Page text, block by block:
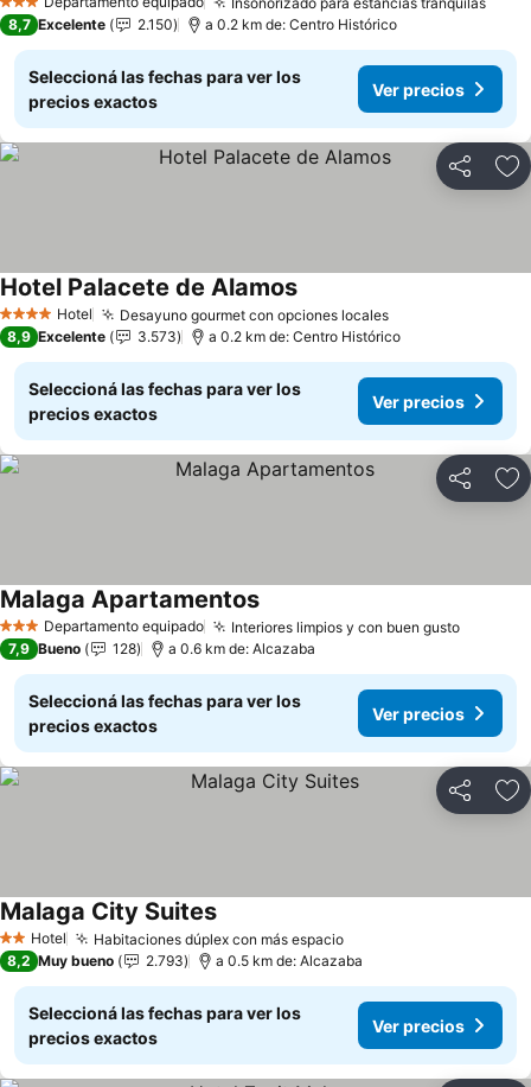
3 Estrellas Ver
8,7 Excelente 2.150 a 0.2 km de: Centro Histórico
Seleccioná las fechas para ver los
precios exactos
Ver precios
Compartir
4 EstrellasHotel Desayuno gourmet con opciones localesVer precios
Hotel Palacete de AlamosVer precios
8,9 Excelente 3.573 a 0.2 km de: Centro Histórico
Seleccioná las fechas para ver los
precios exactos
Ver precios
Compartir
3 EstrellasDepartamento equipado Interiores limpios y con buen gustoVer
Malaga ApartamentosVer precios
7,9 Bueno 128 a 0.6 km de: Alcazaba
Seleccioná las fechas para ver los
precios exactos
Ver precios
Compartir
2 Estrellas
Hotel Habitaciones dúplex con más espacioVer precios
Malaga City SuitesVer precios
8,2 Muy bueno 2.793 a 0.5 km de: Alcazaba
Seleccioná las fechas para ver los
precios exactos
Ver precios